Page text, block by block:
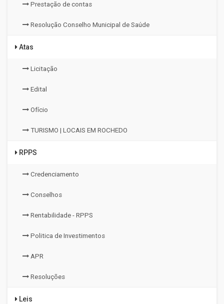
Prestação de contas
Resolução Conselho Municipal de Saúde
Atas
Licitação
Edital
Ofício
TURISMO | LOCAIS EM ROCHEDO
RPPS
Credenciamento
Conselhos
Rentabilidade - RPPS
Politica de Investimentos
APR
Resoluções
Leis